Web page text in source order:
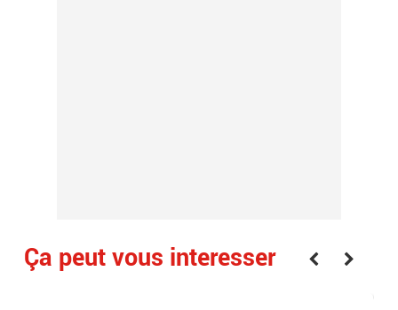
Ça peut vous interesser